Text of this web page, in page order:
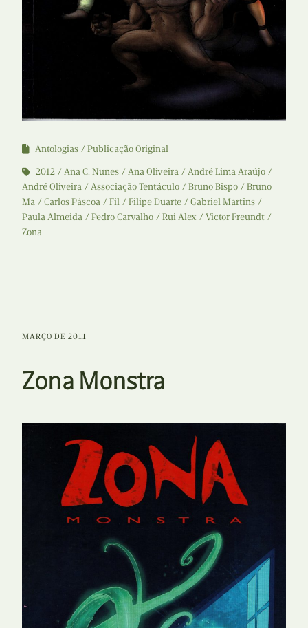
Antologias
Publicação Original
2012
Ana C. Nunes Ana Oliveira
André Lima Araújo
André Oliveira
Associação Tentáculo Bruno Bispo
Bruno
Ma
Carlos Páscoa Fil Filipe Duarte
Gabriel Martins
Paula Almeida
Pedro Carvalho Rui Alex
Victor Freundt
Zona
MARÇO DE 2011
Zona Monstra